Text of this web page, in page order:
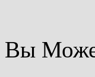
Вы